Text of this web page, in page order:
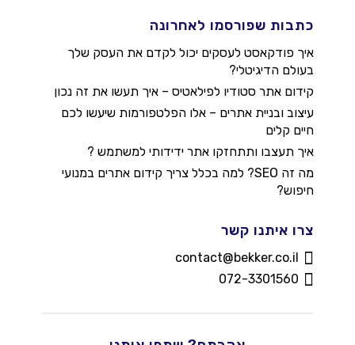
כתבות שפורסמו לאחרונה
איך פודקאסט לעסקים יכול לקדם את העסק שלך
בעולם הדיגיטלי?
קידום אתר סטודיו לפילאטיס – איך תעשו את זה נכון
עיצוב ובניית אתרים – אלו הפלטפורמות שיעשו לכם
חיים קלים
איך תעצבו ותתחזקו אתר ידידותי למשתמש ?
מה זה SEO? למה בכלל צריך קידום אתרים במנועי
חיפוש?
צרו איתנו קשר
contact@bekker.co.il
072-3301560